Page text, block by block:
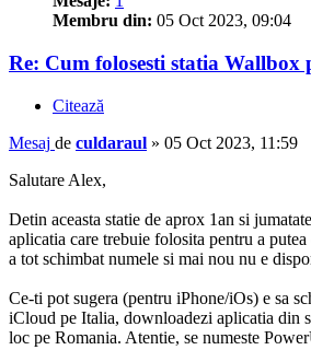
Membru din: 05 Oct 2023, 09:04
Re: Cum folosesti statia Wallbox
Citează
Mesaj de culdaraul » 05 Oct 2023, 11:59
Salutare Alex,
Detin aceasta statie de aprox 1an si
aplicatia care trebuie folosita pentru a
a tot schimbat numele si mai nou nu e
Ce-ti pot sugera (pentru iPhone/iOs) e sa
iCloud pe Italia, downloadezi aplicatia din
loc pe Romania. Atentie, se numeste